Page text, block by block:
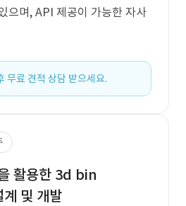
으며, API 제공이 가능한 자사
무료 견적 상담 받으세요.
활용한 3d bin
및 개발